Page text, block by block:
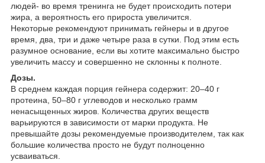
людей- во время тренинга не будет происходить потери
жира, а вероятность его прироста увеличится.
Некоторые рекомендуют принимать гейнеры и в другое
время, два, три и даже четыре раза в сутки. Под этим есть
разумное основание, если вы хотите максимально быстро
увеличить массу и совершенно не склонны к полноте.
Дозы.
В среднем каждая порция гейнера содержит: 20–40 г
протеина, 50–80 г углеводов и несколько грамм
ненасыщенных жиров. Количества других веществ
варьируются в зависимости от марки продукта. Не
превышайте дозы рекомендуемые производителем, так как
большие количества просто не будут полноценно
усваиваться.